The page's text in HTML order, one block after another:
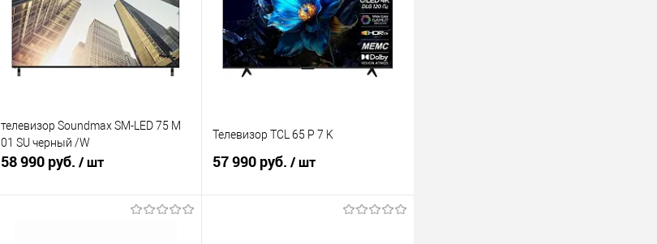
телевизор Soundmax SM-LED 75 M
01 SU черный /W
58 990 руб. / шт
Телевизор TCL 65 P 7 K
57 990 руб. / шт